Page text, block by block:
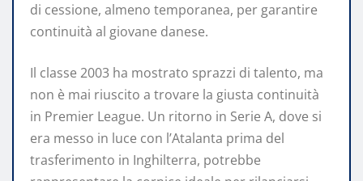
di cessione, almeno temporanea, per garantire
continuità al giovane danese.
Il classe 2003 ha mostrato sprazzi di talento, ma
non è mai riuscito a trovare la giusta continuità
in Premier League. Un ritorno in Serie A, dove si
era messo in luce con l’Atalanta prima del
trasferimento in Inghilterra, potrebbe